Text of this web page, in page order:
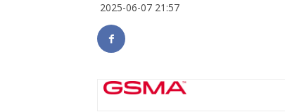
2025-06-07 21:57